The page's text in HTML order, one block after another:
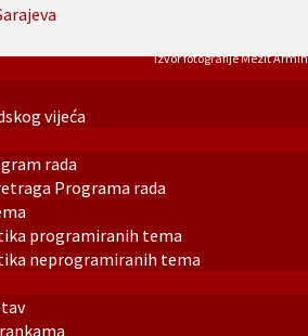
vijeća
rada
Programa rada
programiranih tema
neprogramiranih tema
Izvor fotografije Mezit Armin